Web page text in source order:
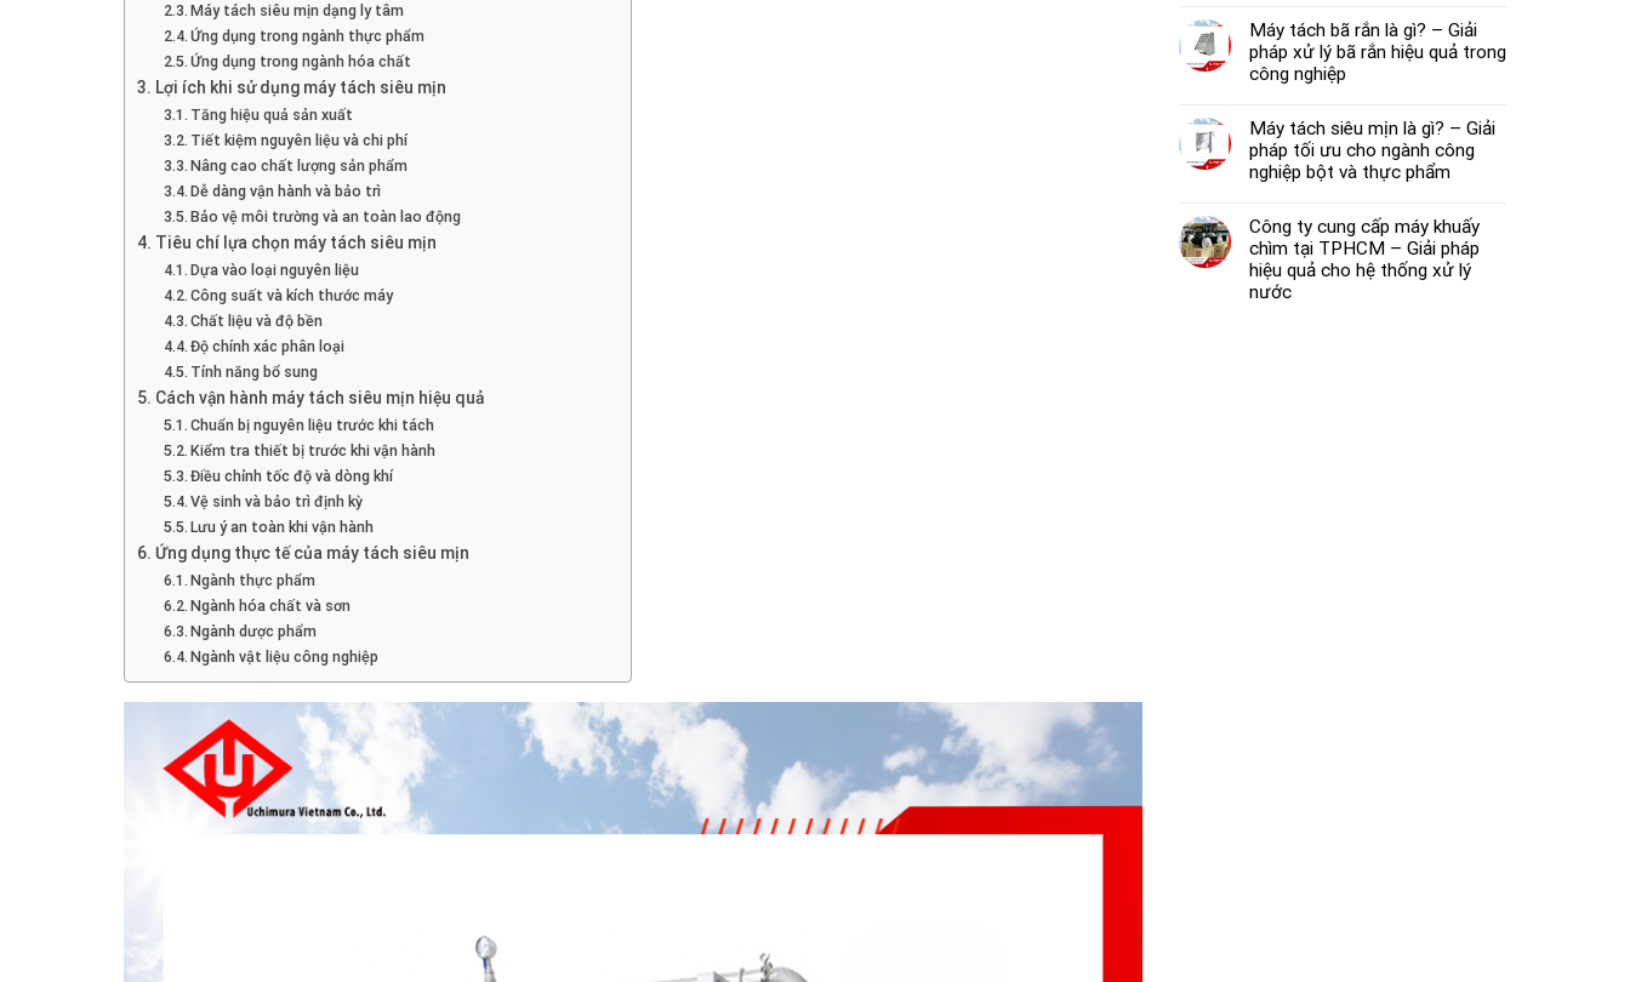
Máy tách siêu mịn dạng ly tâm
Ứng dụng trong ngành thực phẩm
Ứng dụng trong ngành hóa chất
Lợi ích khi sử dụng máy tách siêu mịn
Tăng hiệu quả sản xuất
Tiết kiệm nguyên liệu và chi phí
Nâng cao chất lượng sản phẩm
Dễ dàng vận hành và bảo trì
Bảo vệ môi trường và an toàn lao động
Tiêu chí lựa chọn máy tách siêu mịn
Dựa vào loại nguyên liệu
Công suất và kích thước máy
Chất liệu và độ bền
Độ chính xác phân loại
Tính năng bổ sung
Cách vận hành máy tách siêu mịn hiệu quả
Chuẩn bị nguyên liệu trước khi tách
Kiểm tra thiết bị trước khi vận hành
Điều chỉnh tốc độ và dòng khí
Vệ sinh và bảo trì định kỳ
Lưu ý an toàn khi vận hành
Ứng dụng thực tế của máy tách siêu mịn
Ngành thực phẩm
Ngành hóa chất và sơn
Ngành dược phẩm
Ngành vật liệu công nghiệp
Máy tách bã rắn là gì? – Giải
pháp xử lý bã rắn hiệu quả trong
công nghiệp
Máy tách siêu mịn là gì? – Giải
pháp tối ưu cho ngành công
nghiệp bột và thực phẩm
Công ty cung cấp máy khuấy
chìm tại TPHCM – Giải pháp
hiệu quả cho hệ thống xử lý
nước